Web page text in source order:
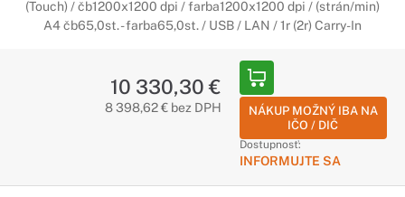
(Touch) / čb1200x1200 dpi / farba1200x1200 dpi / (strán/min)
A4 čb65,0st. - farba65,0st. / USB / LAN / 1r (2r) Carry-In
10 330,30 €
8 398,62 € bez DPH
NÁKUP MOŽNÝ IBA NA
IČO / DIČ
Dostupnosť:
INFORMUJTE SA